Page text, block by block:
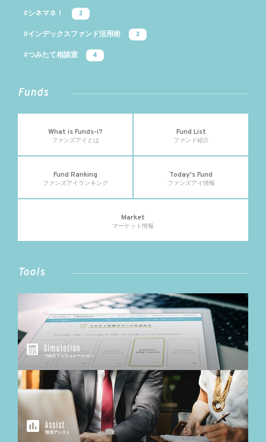
#シネマネ！ 3
#インデックスファンド活用術 3
#つみたて相談室 4
Funds
What is Funds-i?
ファンズアイとは
Fund List
ファンド紹介
Fund Ranking
ファンズアイランキング
Today's Fund
ファンズアイ情報
Market
マーケット情報
Tools
つみたてシミュレーション
投信アシスト